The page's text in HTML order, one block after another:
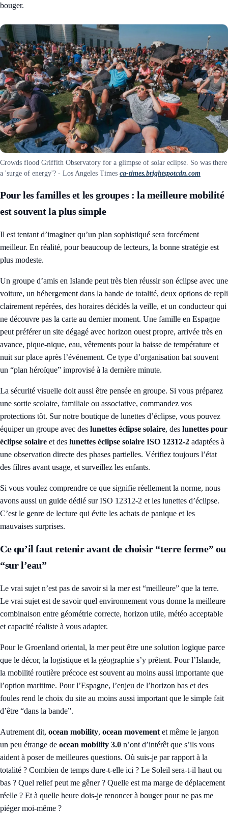
bouger.
Crowds flood Griffith Observatory for a glimpse of solar eclipse. So was there
a 'surge of energy'? - Los Angeles Times ca-times.brightspotcdn.com
Pour les familles et les groupes : la meilleure mobilité
est souvent la plus simple
Il est tentant d’imaginer qu’un plan sophistiqué sera forcément
meilleur. En réalité, pour beaucoup de lecteurs, la bonne stratégie est
plus modeste.
Un groupe d’amis en Islande peut très bien réussir son éclipse avec une
voiture, un hébergement dans la bande de totalité, deux options de repli
clairement repérées, des horaires décidés la veille, et un conducteur qui
ne découvre pas la carte au dernier moment. Une famille en Espagne
peut préférer un site dégagé avec horizon ouest propre, arrivée très en
avance, pique-nique, eau, vêtements pour la baisse de température et
nuit sur place après l’événement. Ce type d’organisation bat souvent
un “plan héroïque” improvisé à la dernière minute.
La sécurité visuelle doit aussi être pensée en groupe. Si vous préparez
une sortie scolaire, familiale ou associative, commandez vos
protections tôt. Sur notre boutique de lunettes d’éclipse, vous pouvez
équiper un groupe avec des lunettes éclipse solaire, des lunettes pour
éclipse solaire et des lunettes éclipse solaire ISO 12312-2 adaptées à
une observation directe des phases partielles. Vérifiez toujours l’état
des filtres avant usage, et surveillez les enfants.
Si vous voulez comprendre ce que signifie réellement la norme, nous
avons aussi un guide dédié surISO 12312-2 et les lunettes d’éclipse.
C’est le genre de lecture qui évite les achats de panique et les
mauvaises surprises.
Ce qu’il faut retenir avant de choisir “terre ferme” ou
“sur l’eau”
Le vrai sujet n’est pas de savoir si la mer est “meilleure” que la terre.
Le vrai sujet est de savoir quel environnement vous donne la meilleure
combinaison entre géométrie correcte, horizon utile, météo acceptable
et capacité réaliste à vous adapter.
Pour le Groenland oriental, la mer peut être une solution logique parce
que le décor, la logistique et la géographie s’y prêtent. Pour l’Islande,
la mobilité routière précoce est souvent au moins aussi importante que
l’option maritime. Pour l’Espagne, l’enjeu de l’horizon bas et des
foules rend le choix du site au moins aussi important que le simple fait
d’être “dans la bande”.
Autrement dit, ocean mobility, ocean movement et même le jargon
un peu étrange de ocean mobility 3.0 n’ont d’intérêt que s’ils vous
aident à poser de meilleures questions. Où suis-je par rapport à la
totalité ? Combien de temps dure-t-elle ici ? Le Soleil sera-t-il haut ou
bas ? Quel relief peut me gêner ? Quelle est ma marge de déplacement
réelle ? Et à quelle heure dois-je renoncer à bouger pour ne pas me
piéger moi-même ?